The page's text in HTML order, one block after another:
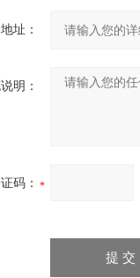
址：
明：
码：